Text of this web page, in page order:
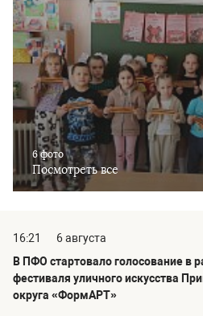
6 фото
Посмотреть все
16:21
6 августа
В ПФО стартовало голосование в
фестиваля уличного искусства
округа «ФормАРТ»